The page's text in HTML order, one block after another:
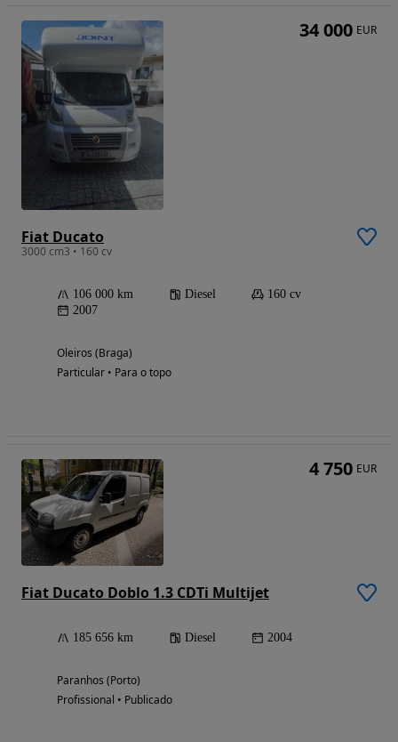
Fiat Ducato
3000 cm3 • 160 cv
106 000 km Diesel
160 cv
2007
Oleiros (Braga)
Particular • Para o topo
34 000 EUR
Fiat Ducato Doblo 1.3 CDTi Multijet
185 656 km Diesel 2004
Paranhos (Porto)
Profissional • Publicado
4 750 EUR